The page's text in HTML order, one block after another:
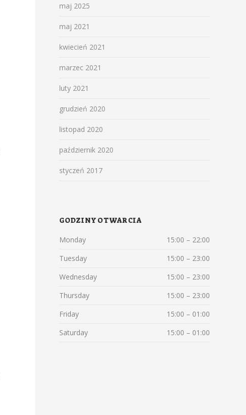
maj 2025
maj 2021
kwiecień 2021
marzec 2021
luty 2021
grudzień 2020
listopad 2020
październik 2020
styczeń 2017
GODZINY OTWARCIA
Monday
15:00 – 22:00
Tuesday
15:00 – 23:00
Wednesday
15:00 – 23:00
Thursday
15:00 – 23:00
Friday
15:00 – 01:00
Saturday
15:00 – 01:00